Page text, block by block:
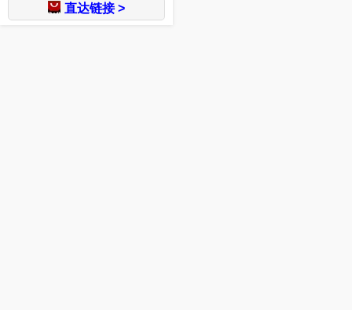
直达链接 >